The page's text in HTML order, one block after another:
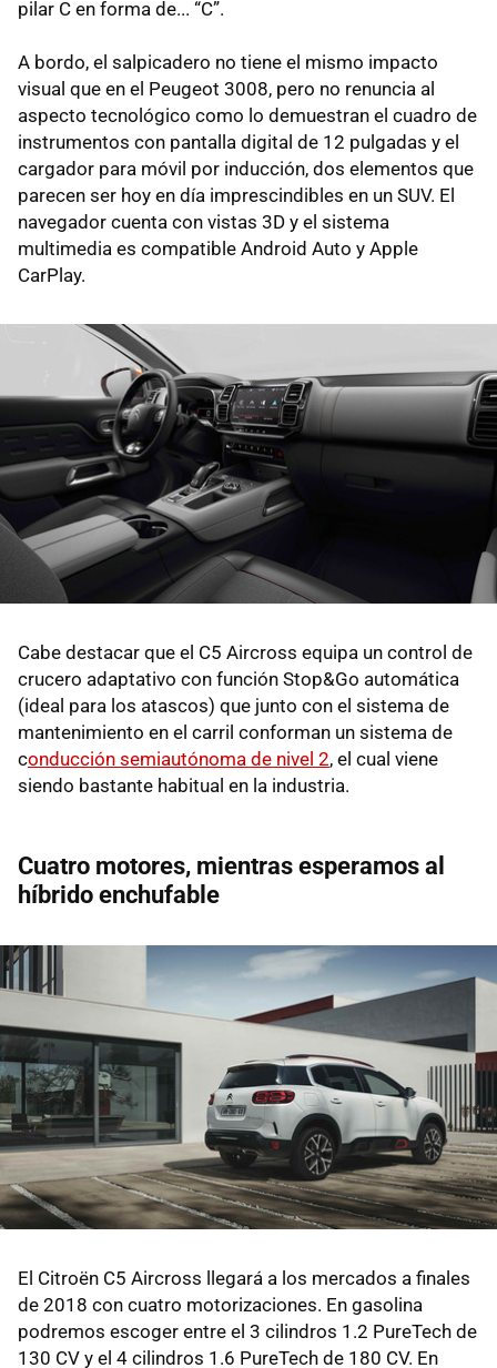
pilar C en forma de... “C”.
A bordo, el salpicadero no tiene el mismo impacto
visual que en el Peugeot 3008, pero no renuncia al
aspecto tecnológico como lo demuestran el cuadro de
instrumentos con pantalla digital de 12 pulgadas y el
cargador para móvil por inducción, dos elementos que
parecen ser hoy en día imprescindibles en un SUV. El
navegador cuenta con vistas 3D y el sistema
multimedia es compatible Android Auto y Apple
CarPlay.
Cabe destacar que el C5 Aircross equipa un control de
crucero adaptativo con función Stop&Go automática
(ideal para los atascos) que junto con el sistema de
mantenimiento en el carril conforman un sistema de
conducción semiautónoma de nivel 2, el cual viene
siendo bastante habitual en la industria.
Cuatro motores, mientras esperamos al
híbrido enchufable
El Citroën C5 Aircross llegará a los mercados a finales
de 2018 con cuatro motorizaciones. En gasolina
podremos escoger entre el 3 cilindros 1.2 PureTech de
130 CV y el 4 cilindros 1.6 PureTech de 180 CV. En